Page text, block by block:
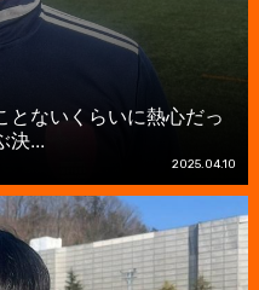
とないくらいに熱心だっ
決...
2025.04.10